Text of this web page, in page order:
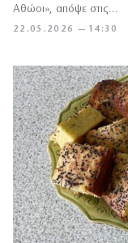
22.05.2026 — 14:30
Αθώοι», απόψε στις…